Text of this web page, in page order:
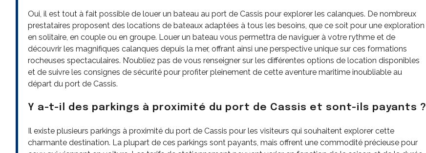
Oui, il est tout à fait possible de louer un bateau au port de Cassis pour explorer les calanques. De nombreux
prestataires proposent des locations de bateaux adaptées à tous les besoins, que ce soit pour une exploration
en solitaire, en couple ou en groupe. Louer un bateau vous permettra de naviguer à votre rythme et de
découvrir les magnifiques calanques depuis la mer, offrant ainsi une perspective unique sur ces formations
rocheuses spectaculaires. N’oubliez pas de vous renseigner sur les différentes options de location disponibles
et de suivre les consignes de sécurité pour profiter pleinement de cette aventure maritime inoubliable au
départ du port de Cassis.
Y a-t-il des parkings à proximité du port de Cassis et sont-ils payants ?
Il existe plusieurs parkings à proximité du port de Cassis pour les visiteurs qui souhaitent explorer cette
charmante destination. La plupart de ces parkings sont payants, mais offrent une commodité précieuse pour